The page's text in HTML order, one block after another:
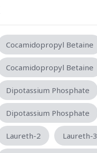
Cocamidopropyl Betaine
Cocamidopropyl Betaine
Dipotassium Phosphate
Dipotassium Phosphate
Laureth-2 Laureth-3